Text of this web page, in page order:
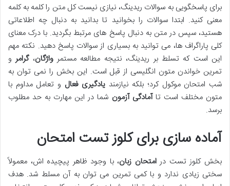
برای پاسخگویی به سوالات ریدینگ، نیازی نیست کل متن را کلمه به کلمه
معنی کنید. ابتدا سوالات را بخوانید تا بدانید به دنبال چه اطلاعاتی
هستید، سپس در متن به دنبال پاسخ های مرتبط بگردید. با درک معنای
کلی پاراگراف ها، می توانید به بسیاری از سوالات پاسخ دهید. نکته مهم
این است که تسلط بر ریدینگ، نتیجه مطالعه مستمرواژگان،گرامرو
تمرین خواندن متون انگلیسی از قبل است. این بخش را نمی توان به
شب امتحان موکول کرد؛ بلکه نیازمند یادگیری فعال و تعامل مداوم با
متون مختلف است تاآمادگی آزمون شما در این مهارت به حد مطلوب
برسد.
آماده سازی برای کلوز تست امتحان
بخش کلوز تست درامتحان زبان، با وجود ظاهر پیچیده اش، معمولاً
سختی زیادی ندارد و با کمی تمرین می توان به آن مسلط شد. هدف